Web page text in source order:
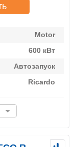
Motor
600 кВт
Автозапуск
Ricardo